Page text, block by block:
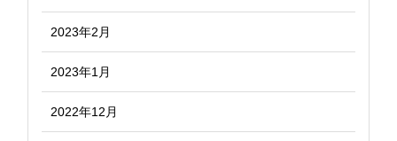
2023年2月
2023年1月
2022年12月